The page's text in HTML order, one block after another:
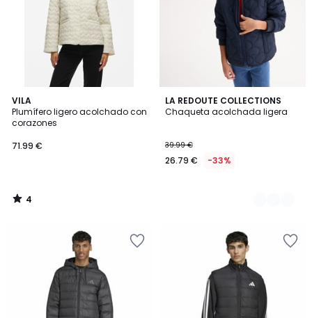
VILA
Plumífero ligero acolchado con
corazones
71.99 €
4
/
5
4
/
LA REDOUTE COLLECTIONS
Chaqueta acolchada ligera
39.99 €
26.79 € -33%
2
Colores